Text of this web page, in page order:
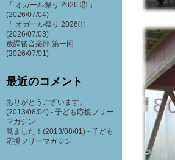
「 オガール祭り 2026 ② 」
(2026/07/04)
「 オガール祭り 2026① 」
(2026/07/03)
放課後音楽部 第一回
(2026/07/01)
最近のコメント
ありがとうございます。
(2013/08/04) - 子ども応援フリー
マガジン
見ました！(2013/08/01) - 子ども
応援フリーマガジン